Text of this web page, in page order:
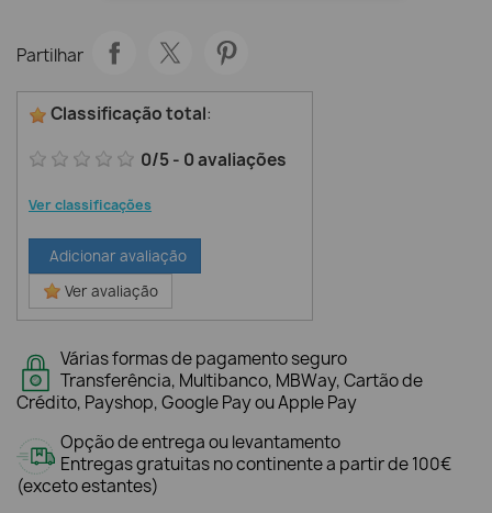
Partilhar
Classificação total:
0/5- 0avaliações
Ver classificações
Adicionar avaliação
Ver avaliação
Várias formas de pagamento seguro
Transferência, Multibanco, MBWay, Cartão de
Crédito, Payshop, Google Pay ou Apple Pay
Opção de entrega ou levantamento
Entregas gratuitas no continente a partir de 100€
(exceto estantes)